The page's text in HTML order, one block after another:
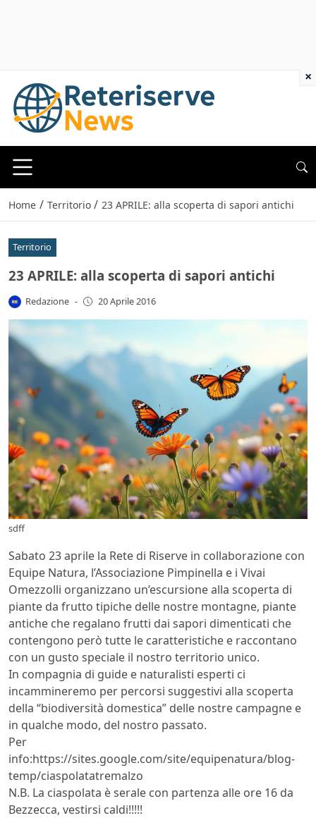
Home / Territorio / 23 APRILE: alla scoperta di sapori antichi
Territorio
23 APRILE: alla scoperta di sapori antichi
Redazione - 20 Aprile 2016
sdff
Sabato 23 aprile la Rete di Riserve in collaborazione con
Equipe Natura, l’Associazione Pimpinella e i Vivai
Omezzolli organizzano un’escursione alla scoperta di
piante da frutto tipiche delle nostre montagne, piante
antiche che regalano frutti dai sapori dimenticati che
contengono però tutte le caratteristiche e raccontano
con un gusto speciale il nostro territorio unico.
In compagnia di guide e naturalisti esperti ci
incammineremo per percorsi suggestivi alla scoperta
della “biodiversità domestica” delle nostre campagne e
in qualche modo, del nostro passato.
Per
info:https://sites.google.com/site/equipenatura/blog-
temp/ciaspolatatremalzo
N.B. La ciaspolata è serale con partenza alle ore 16 da
Bezzecca, vestirsi caldi!!!!!
×